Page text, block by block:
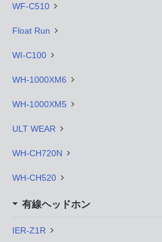
WF-C510
Float Run
WI-C100
WH-1000XM6
WH-1000XM5
ULT WEAR
WH-CH720N
WH-CH520
有線ヘッドホン
IER-Z1R